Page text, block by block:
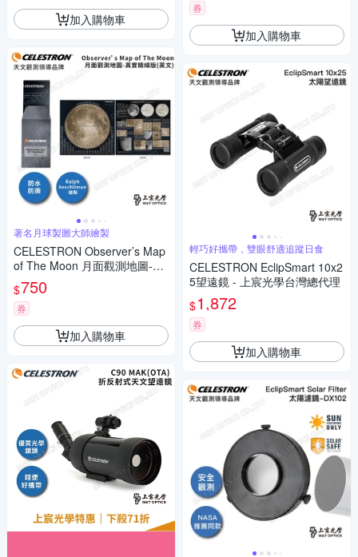
加入購物車
著名月球製圖大師繪製
CELESTRON Observer’s Map
of The Moon 月面觀測地圖-真
實精細版(英文) - 美國品牌台灣
總代理
$750
券
加入購物車
券
加入購物車
輕巧好攜帶，雙眼舒適追蹤日食
CELESTRON EclipSmart 10x2
5望遠鏡 - 上宸光學台灣總代理
$1,872
券
加入購物車